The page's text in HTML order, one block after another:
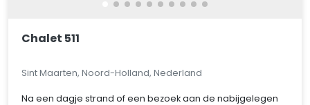
Chalet 511
Sint Maarten, Noord-Holland, Nederland
Na een dagje strand of een bezoek aan de nabijgelegen